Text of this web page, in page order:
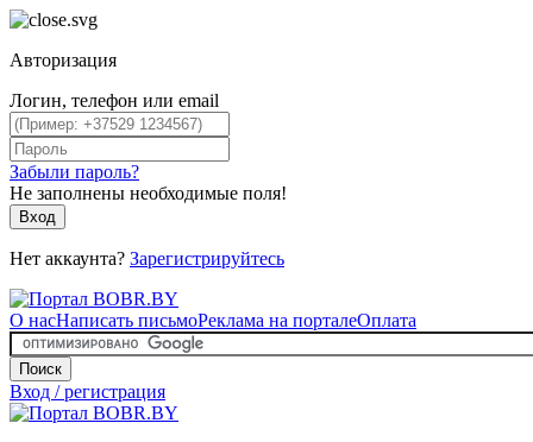
Авторизация
Логин, телефон или email
Забыли пароль?
Не заполнены необходимые поля!
Вход
Нет аккаунта? Зарегистрируйтесь
О насНаписать письмоРеклама на порталеОплата
Поиск
Вход / регистрация